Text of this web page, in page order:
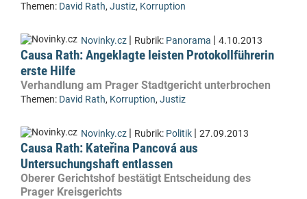
Themen: David Rath, Justiz, Korruption
Novinky.cz | Rubrik: Panorama | 4.10.2013
Causa Rath: Angeklagte leisten Protokollführerin
erste Hilfe
Verhandlung am Prager Stadtgericht unterbrochen
Themen: David Rath, Korruption, Justiz
Novinky.cz | Rubrik: Politik | 27.09.2013
Causa Rath: Kateřina Pancová aus
Untersuchungshaft entlassen
Oberer Gerichtshof bestätigt Entscheidung des
Prager Kreisgerichts